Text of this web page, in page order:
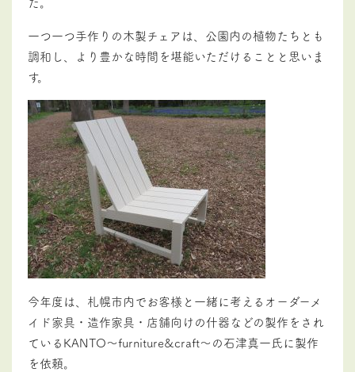
一つ一つ手作りの木製チェアは、公園内の植物たちとも
調和し、より豊かな時間を堪能いただけることと思いま
す。
今年度は、札幌市内でお客様と一緒に考えるオーダーメ
イド家具・造作家具・店舗向けの什器などの製作をされ
ているKANTO～furniture&craft～の石津真一氏に製作
を依頼。